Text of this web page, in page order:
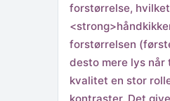
forstørrelse,
forstørrelsen
desto mere lys
kvalitet en stor
kontraster. Det